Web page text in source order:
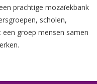
prachtige mozaïekbank
scholen,
groep mensen samen